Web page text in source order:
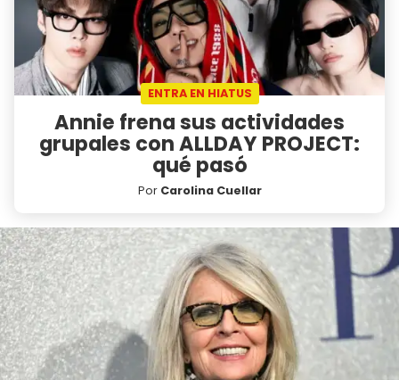
ENTRA EN HIATUS
Annie frena sus actividades
grupales con ALLDAY PROJECT:
qué pasó
Por Carolina Cuellar